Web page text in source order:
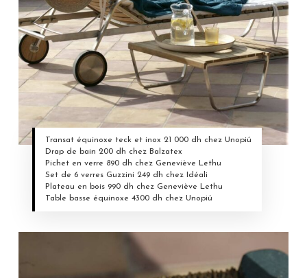
Transat équinoxe teck et inox 21 000 dh chez Unopiú
Drap de bain 200 dh chez Balzatex
Pichet en verre 890 dh chez Geneviève Lethu
Set de 6 verres Guzzini 249 dh chez Idéali
Plateau en bois 990 dh chez Geneviève Lethu
Table basse équinoxe 4300 dh chez Unopiú